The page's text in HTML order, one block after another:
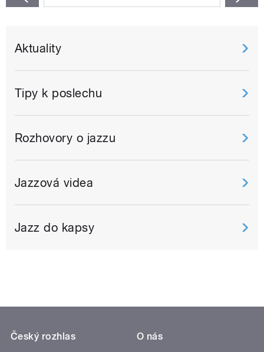
Aktuality
Tipy k poslechu
Rozhovory o jazzu
Jazzová videa
Jazz do kapsy
Český rozhlas
O nás